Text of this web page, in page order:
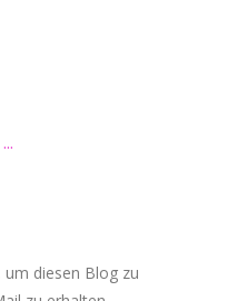
um diesen Blog zu